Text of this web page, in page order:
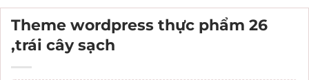
Theme wordpress thực phẩm 26
,trái cây sạch